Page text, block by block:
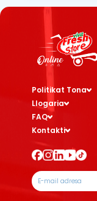
Politikat Tona
Llogaria
FAQ
Kontakti